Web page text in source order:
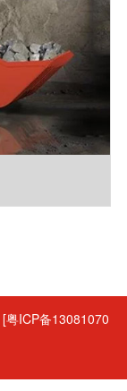
[粤ICP备13081070